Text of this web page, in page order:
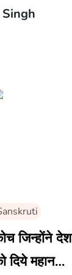
जिन्होंने देश
दिये महान